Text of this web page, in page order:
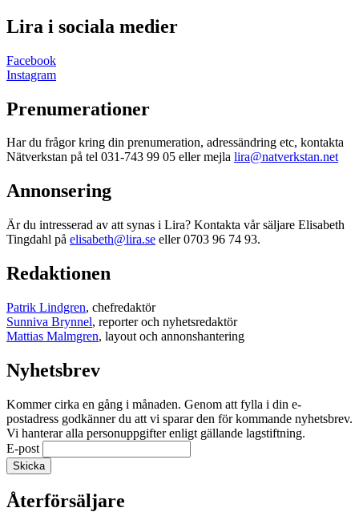
Lira i sociala medier
Facebook
Instagram
Prenumerationer
Har du frågor kring din prenumeration, adressändring etc, kontakta
Nätverkstan på tel 031-743 99 05 eller mejla lira@natverkstan.net
Annonsering
Är du intresserad av att synas i Lira? Kontakta vår säljare Elisabeth
Tingdahl på elisabeth@lira.se eller 0703 96 74 93.
Redaktionen
Patrik Lindgren, chefredaktör
Sunniva Brynnel, reporter och nyhetsredaktör
Mattias Malmgren, layout och annonshantering
Nyhetsbrev
Kommer cirka en gång i månaden. Genom att fylla i din e-
postadress godkänner du att vi sparar den för kommande nyhetsbrev.
Vi hanterar alla personuppgifter enligt gällande lagstiftning.
E-post
Återförsäljare